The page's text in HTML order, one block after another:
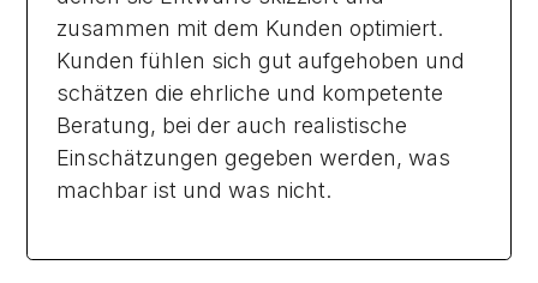
zusammen mit dem Kunden optimiert.
Kunden fühlen sich gut aufgehoben und
schätzen die ehrliche und kompetente
Beratung, bei der auch realistische
Einschätzungen gegeben werden, was
machbar ist und was nicht.